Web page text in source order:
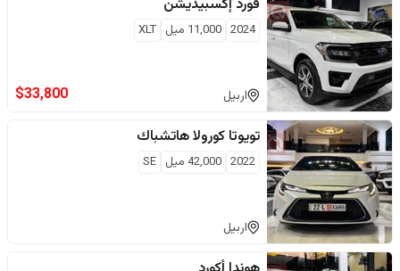
فورد إكسبيديشن
2024
11,000 ميل XLT
اربيل $33,800
تويوتا كورولا هاتشباك
2022
42,000 ميل SE
اربيل